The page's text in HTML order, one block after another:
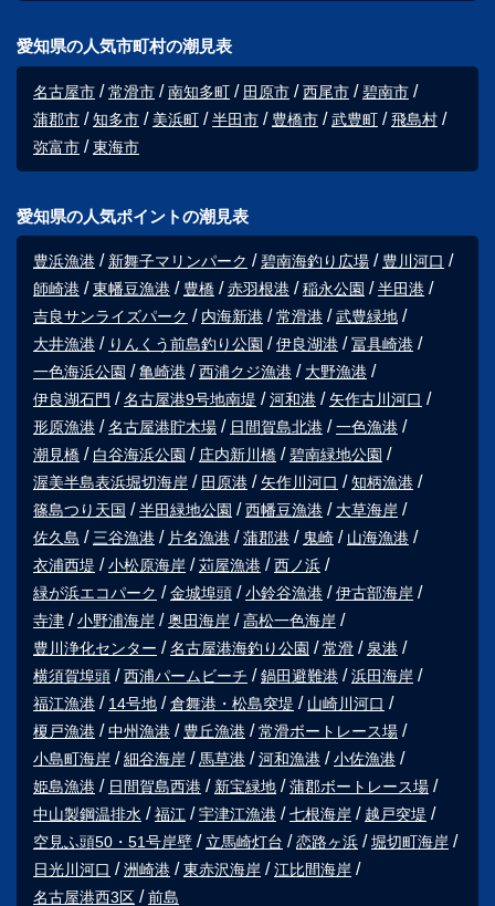
愛知県の人気市町村の潮見表
名古屋市 常滑市 南知多町 田原市 西尾市
碧南市
蒲郡市
知多市 美浜町 半田市 豊橋市 武豊町
飛島村
弥富市
東海市
愛知県の人気ポイントの潮見表
豊浜漁港 新舞子マリンパーク 碧南海釣り広場
豊川河口
師崎港
東幡豆漁港 豊橋 赤羽根港 稲永公園
半田港
吉良サンライズパーク
内海新港 常滑港
武豊緑地
大井漁港
りんくう前島釣り公園 伊良湖港
冨具崎港
一色海浜公園
亀崎港 西浦クジ漁港
大野漁港
伊良湖石門
名古屋港9号地南堤 河和港
矢作古川河口
形原漁港
名古屋港貯木場 日間賀島北港
一色漁港
潮見橋
白谷海浜公園 庄内新川橋
碧南緑地公園
渥美半島表浜堀切海岸
田原港 矢作川河口
知柄漁港
篠島つり天国
半田緑地公園 西幡豆漁港
大草海岸
佐久島
三谷漁港 片名漁港 蒲郡港 鬼崎
山海漁港
衣浦西堤
小松原海岸 苅屋漁港
西ノ浜
緑が浜エコパーク
金城埠頭 小鈴谷漁港
伊古部海岸
寺津
小野浦海岸 奥田海岸
高松一色海岸
豊川浄化センター
名古屋港海釣り公園 常滑
泉港
横須賀埠頭
西浦パームビーチ 鍋田避難港
浜田海岸
福江漁港
14号地 倉舞港・松島突堤
山崎川河口
榎戸漁港
中州漁港 豊丘漁港
常滑ボートレース場
小島町海岸
細谷海岸 馬草港 河和漁港
小佐漁港
姫島漁港
日間賀島西港 新宝緑地
蒲郡ボートレース場
中山製鋼温排水
福江 宇津江漁港 七根海岸
越戸突堤
空見ふ頭50・51号岸壁
立馬崎灯台 恋路ヶ浜
堀切町海岸
日光川河口
洲崎港 東赤沢海岸
江比間海岸
名古屋港西3区
前島